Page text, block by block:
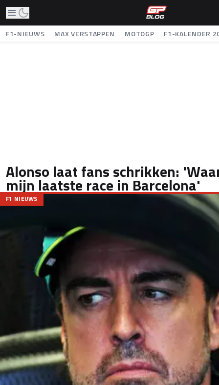
F1-NIEUWS MAX VERSTAPPEN MOTOGP F1-KALENDER
Alonso laat fans schrikken:
mijn laatste race in Barcelona'
F1 NIEUWS